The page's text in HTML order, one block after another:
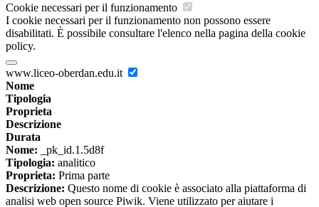
Cookie necessari per il funzionamento
I cookie necessari per il funzionamento non possono essere
disabilitati. È possibile consultare l'elenco nella pagina della cookie
policy.
www.liceo-oberdan.edu.it
Nome
Tipologia
Proprieta
Descrizione
Durata
Nome: _pk_id.1.5d8f
Tipologia: analitico
Proprieta: Prima parte
Descrizione: Questo nome di cookie è associato alla piattaforma di
analisi web open source Piwik. Viene utilizzato per aiutare i